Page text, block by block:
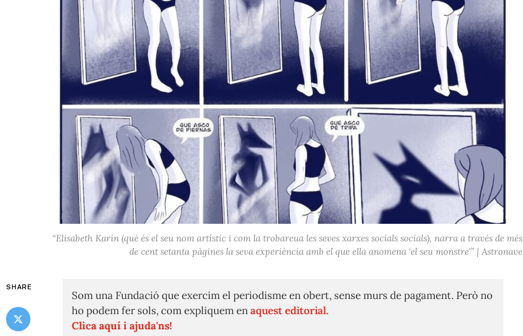
“Elisabeth Karin (què és el seu nom artístic i com la trobareua les seves xarxes socials socials), narra a través de més
de cent setanta pàgines la seva experiència amb el que ella anomena ‘el seu monstre'” | Astronave
SHARE
Som una Fundació que exercim el periodisme en obert, sense murs de pagament. Però no
ho podem fer sols, com expliquem enaquest editorial.
Clica aquí i ajuda'ns!